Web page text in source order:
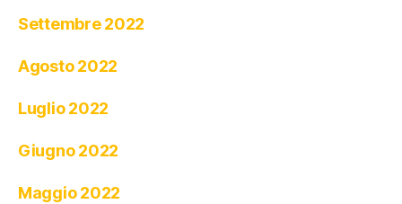
Settembre 2022
Agosto 2022
Luglio 2022
Giugno 2022
Maggio 2022